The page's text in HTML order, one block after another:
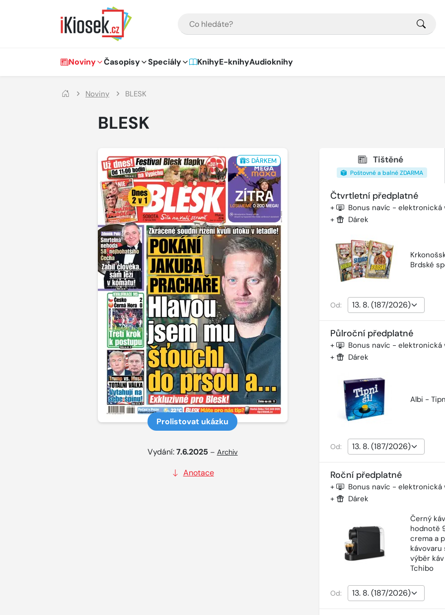
Hlavní navigace
Noviny Časopisy Speciály KnihyE-knihyAudioknihy
Noviny BLESK
BLESK
S DÁRKEM
Prolistovat ukázku
Vydání:7.6.2025 – Archiv
Anotace
Tištěné
Poštovné a balné ZDARMA
Čtvrtletní předplatné
+ Bonus navíc - elektronická
+ Dárek
Brdské
Od:
Půlroční předplatné
+ Bonus navíc - elektronická
+ Dárek
Albi -
Od:
Roční předplatné
+ Bonus navíc - elektronická
+
Dárek
Černý
hodnotě
crema a
kávovaru
výběr
Tchibo
Od: